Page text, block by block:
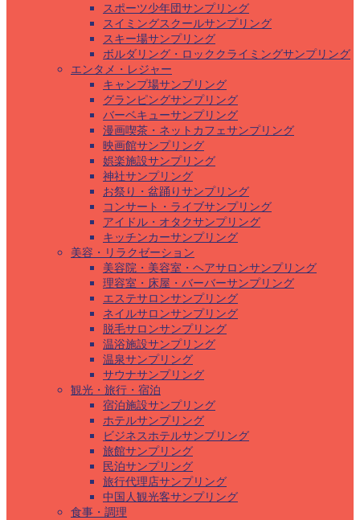
スポーツ少年団サンプリング
スイミングスクールサンプリング
スキー場サンプリング
ボルダリング・ロッククライミングサンプリング
エンタメ・レジャー
キャンプ場サンプリング
グランピングサンプリング
バーベキューサンプリング
漫画喫茶・ネットカフェサンプリング
映画館サンプリング
娯楽施設サンプリング
神社サンプリング
お祭り・盆踊りサンプリング
コンサート・ライブサンプリング
アイドル・オタクサンプリング
キッチンカーサンプリング
美容・リラクゼーション
美容院・美容室・ヘアサロンサンプリング
理容室・床屋・バーバーサンプリング
エステサロンサンプリング
ネイルサロンサンプリング
脱毛サロンサンプリング
温浴施設サンプリング
温泉サンプリング
サウナサンプリング
観光・旅行・宿泊
宿泊施設サンプリング
ホテルサンプリング
ビジネスホテルサンプリング
旅館サンプリング
民泊サンプリング
旅行代理店サンプリング
中国人観光客サンプリング
食事・調理